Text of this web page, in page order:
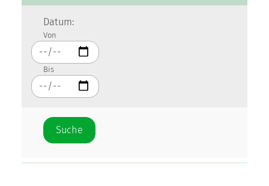
Datum:
Von
Bis